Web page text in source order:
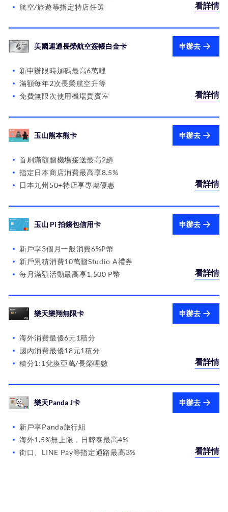
航空/旅遊等指定特店任選
看詳情
美國運通長榮航空簽帳白金卡 申辦去
新申辦限時加碼最高6萬哩
滿額每年2次長榮航空升等
免費無限次使用機場貴賓室
看詳情
玉山熊本熊卡 申辦去
首刷滿額贈機場接送最高2趟
指定日本商店消費最高享8.5%
日本九州50+特店享專屬優惠
看詳情
玉山 Pi 拍錢包信用卡 申辦去
新戶享3個月一般消費6%P幣
新戶累積消費10萬贈Studio A禮券
每月滿額活動最高享1,500 P幣
看詳情
樂天樂翔無限卡 申辦去
海外消費最優6元1積分
國內消費最優18元1積分
積分1:1兌換亞萬/長榮哩數
看詳情
樂天Panda J卡 申辦去
新戶享Panda旅行組
海外1.5%無上限，日韓泰最高4%
街口、LINE Pay等指定通路最高3%
看詳情